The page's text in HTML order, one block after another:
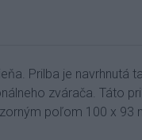
Prilba je navrhnutá
zvárača. Táto
poľom 100 x 93